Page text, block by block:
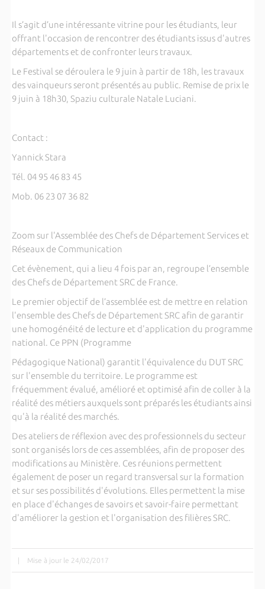
Il s’agit d’une intéressante vitrine pour les étudiants, leur
offrant l'occasion de rencontrer des étudiants issus d'autres
départements et de confronter leurs travaux.
Le Festival se déroulera le 9 juin à partir de 18h, les travaux
des vainqueurs seront présentés au public. Remise de prix le
9 juin à 18h30, Spaziu culturale Natale Luciani.
Contact :
Yannick Stara
Tél. 04 95 46 83 45
Mob. 06 23 07 36 82
Zoom sur l'Assemblée des Chefs de Département Services et
Réseaux de Communication
Cet évènement, qui a lieu 4 fois par an, regroupe l’ensemble
des Chefs de Département SRC de France.
Le premier objectif de l’assemblée est de mettre en relation
l'ensemble des Chefs de Département SRC afin de garantir
une homogénéité de lecture et d'application du programme
national. Ce PPN (Programme
Pédagogique National) garantit l'équivalence du DUT SRC
sur l'ensemble du territoire. Le programme est
fréquemment évalué, amélioré et optimisé afin de coller à la
réalité des métiers auxquels sont préparés les étudiants ainsi
qu'à la réalité des marchés.
Des ateliers de réflexion avec des professionnels du secteur
sont organisés lors de ces assemblées, afin de proposer des
modifications au Ministère. Ces réunions permettent
également de poser un regard transversal sur la formation
et sur ses possibilités d'évolutions. Elles permettent la mise
en place d'échanges de savoirs et savoir-faire permettant
d'améliorer la gestion et l'organisation des filières SRC.
| Mise à jour le 24/02/2017